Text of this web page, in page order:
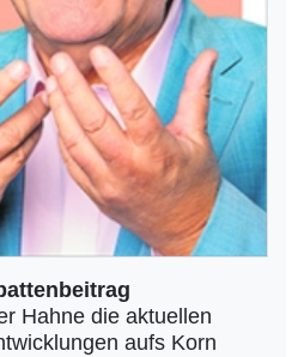
Hahne die aktuellen
aufs Korn